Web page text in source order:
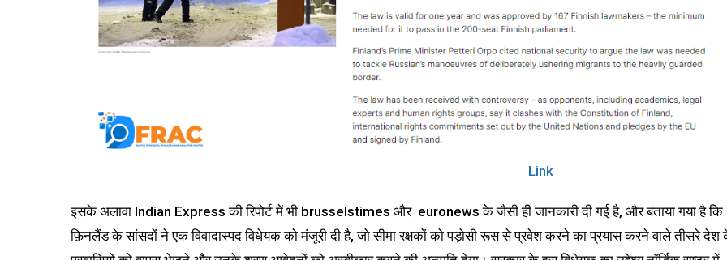
Link
इसके अलावा Indian Express की रिपोर्ट में भी brusselstimes और euronews के जैसी ही जानकारी दी गई है, और बताया गया है कि
फ़िनलैंड के सांसदों ने एक विवादास्पद विधेयक को मंजूरी दी है, जो सीमा रक्षकों को पड़ोसी रूस से प्रवेश करने का प्रयास करने वाले तीसरे देश